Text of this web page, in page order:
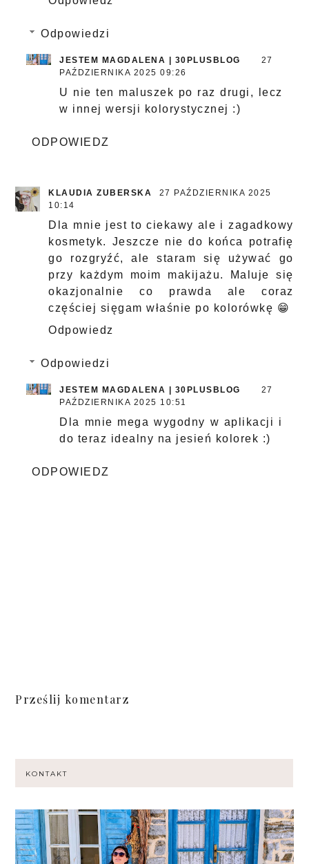
Odpowiedzi
JESTEM MAGDALENA | 30PLUSBLOG
27
PAŹDZIERNIKA 2025 09:26
U nie ten maluszek po raz drugi, lecz
w innej wersji kolorystycznej :)
ODPOWIEDZ
KLAUDIA ZUBERSKA
27 PAŹDZIERNIKA 2025
10:14
Dla mnie jest to ciekawy ale i zagadkowy
kosmetyk. Jeszcze nie do końca potrafię
go rozgryźć, ale staram się używać go
przy każdym moim makijażu. Maluje się
okazjonalnie co prawda ale coraz
częściej sięgam właśnie po kolorówkę 😁
Odpowiedz
Odpowiedzi
JESTEM MAGDALENA | 30PLUSBLOG
27
PAŹDZIERNIKA 2025 10:51
Dla mnie mega wygodny w aplikacji i
do teraz idealny na jesień kolorek :)
ODPOWIEDZ
Prześlij komentarz
KONTAKT